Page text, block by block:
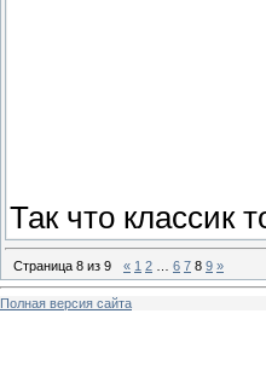
Так что
Страница 8 из 9 « 1 2 6 7 8 9 »
Полная версия сайта